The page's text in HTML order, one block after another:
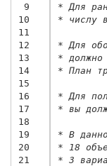
9
10
11
12
13
14
15
16
17
18
19
20
21
* Для
* числу
* Для
* должно
* План
* Для
* вы
* В
* 18
* 3